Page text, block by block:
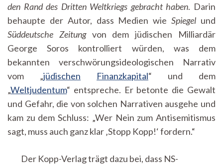
den Rand des Dritten Weltkriegs gebrachthaben. Darin
behaupte der Autor, dass Medien wieSpiegel und
Süddeutsche Zeitungvon dem jüdischen Milliardär
George Soros kontrolliert würden, was dem
bekannten verschwörungsideologischen Narrativ
vom „jüdischen Finanzkapital“ und dem
„Weltjudentum“ entspreche. Er betonte die Gewalt
und Gefahr, die von solchen Narrativen ausgehe und
kam zu dem Schluss: „Wer Nein zum Antisemitismus
sagt, muss auch ganz klar ‚Stopp Kopp!‘ fordern.“
Der Kopp-Verlag trägt dazu bei, dass NS-